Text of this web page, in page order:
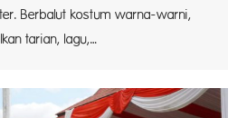
Berbalut kostum warna-warni,
tarian, lagu,…